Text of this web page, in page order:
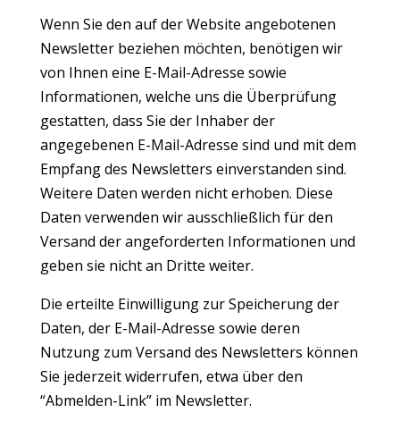
Wenn Sie den auf der Website angebotenen
Newsletter beziehen möchten, benötigen wir
von Ihnen eine E-Mail-Adresse sowie
Informationen, welche uns die Überprüfung
gestatten, dass Sie der Inhaber der
angegebenen E-Mail-Adresse sind und mit dem
Empfang des Newsletters einverstanden sind.
Weitere Daten werden nicht erhoben. Diese
Daten verwenden wir ausschließlich für den
Versand der angeforderten Informationen und
geben sie nicht an Dritte weiter.
Die erteilte Einwilligung zur Speicherung der
Daten, der E-Mail-Adresse sowie deren
Nutzung zum Versand des Newsletters können
Sie jederzeit widerrufen, etwa über den
“Abmelden-Link” im Newsletter.